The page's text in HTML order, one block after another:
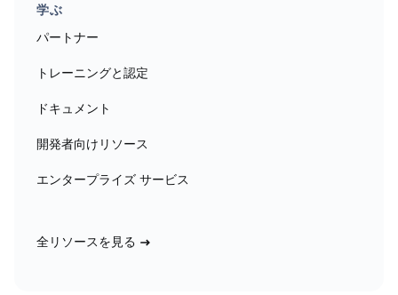
学ぶ
パートナー
トレーニングと認定
ドキュメント
開発者向けリソース
エンタープライズ サービス
全リソースを見る